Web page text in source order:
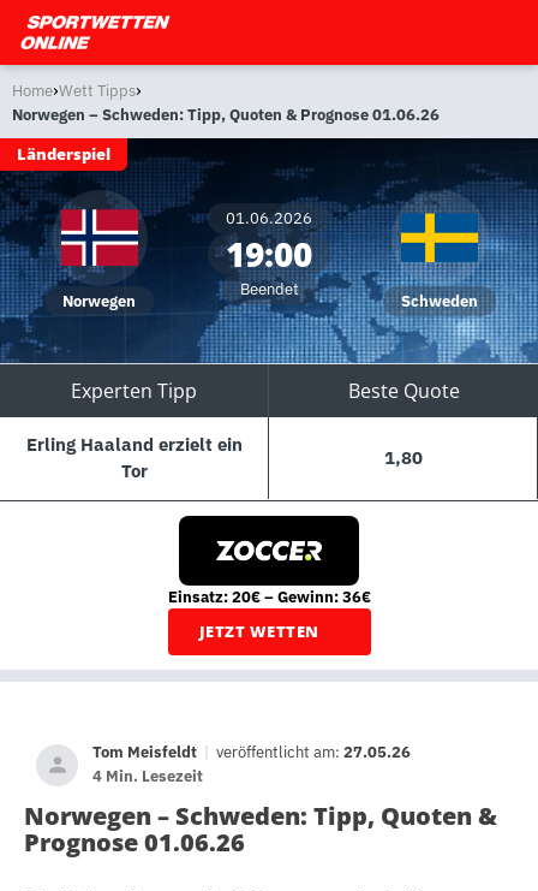
Home›Wett Tipps›
Norwegen – Schweden: Tipp, Quoten & Prognose 01.06.26
Länderspiel
Norwegen
01.06.2026
19:00
Beendet
Schweden
Experten Tipp Beste Quote
Erling Haaland erzielt ein
Tor
1,80
Einsatz: 20€ – Gewinn: 36€
JETZT WETTEN
Tom Meisfeldt | veröffentlicht am: 27.05.26
4 Min. Lesezeit
Norwegen – Schweden: Tipp, Quoten &
Prognose 01.06.26